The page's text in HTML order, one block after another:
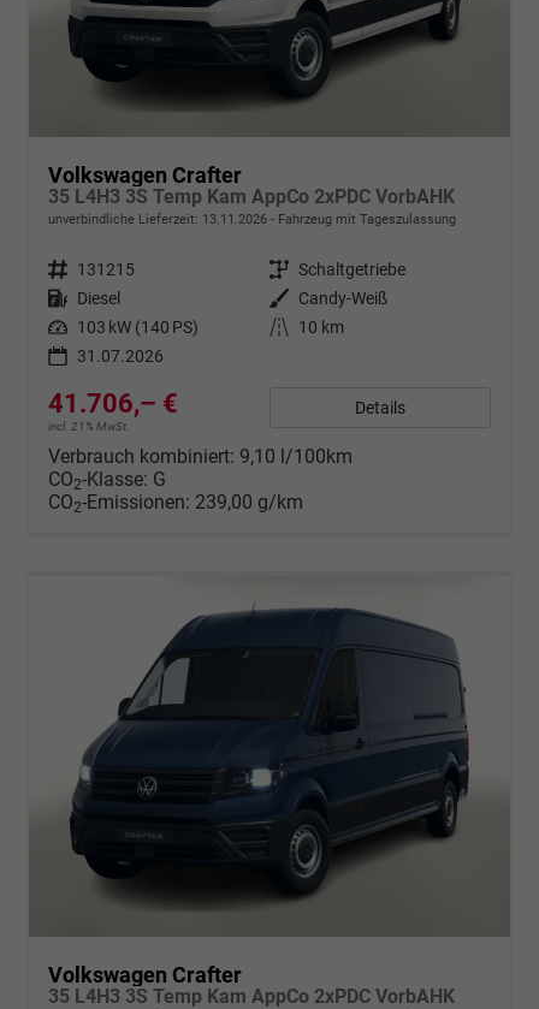
Volkswagen Crafter
35 L4H3 3S Temp Kam AppCo 2xPDC VorbAHK
unverbindliche Lieferzeit: 13.11.2026 Fahrzeug mit Tageszulassung
Fahrzeugnr. 131215 Getriebe Schaltgetriebe
Kraftstoff Diesel Außenfarbe Candy-Weiß
Leistung 103 kW (140 PS) Kilometerstand
10 km
31.07.2026
41.706,– €
incl. 21% MwSt.
Details
Verbrauch kombiniert: 9,10 l/100km
CO2-Klasse: G
CO2-Emissionen: 239,00 g/km
Volkswagen Crafter
35 L4H3 3S Temp Kam AppCo 2xPDC VorbAHK